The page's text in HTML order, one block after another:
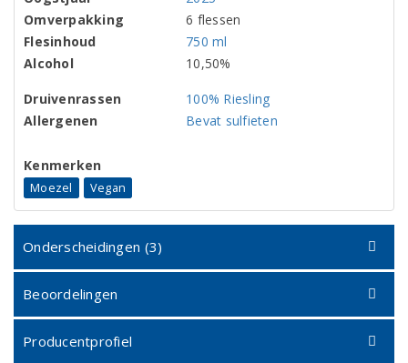
Omverpakking
6 flessen
Flesinhoud
750 ml
Alcohol
10,50%
Druivenrassen
100% Riesling
Allergenen
Bevat sulfieten
Kenmerken
Moezel Vegan
Onderscheidingen (3)
Beoordelingen
Producentprofiel